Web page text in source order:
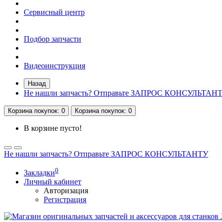
Сервисный центр
Подбор запчасти
Видеоинструкция
Назад
Не нашли запчасть? Отправьте ЗАПРОС
Корзинапокупок: 0 Корзинапокупок: 0
В корзине пусто!
Не нашли запчасть? Отправьте ЗАПРОС КОНСУЛЬТАНТУ
Закладки0
Личный кабинет
Авторизация
Регистрация